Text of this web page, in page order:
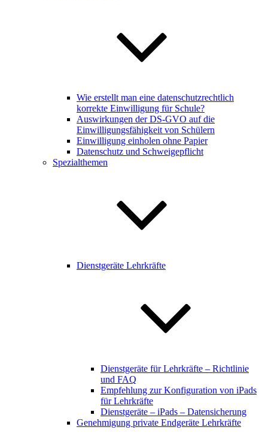
Wie erstellt man eine datenschutzrechtlich
korrekte Einwilligung für Schule?
Auswirkungen der DS-GVO auf die
Einwilligungsfähigkeit von Schülern
Einwilligung einholen ohne Papier
Datenschutz und Schweigepflicht
Spezialthemen
Dienstgeräte Lehrkräfte
Dienstgeräte für Lehrkräfte – Richtlinie
und FAQ
Empfehlung zur Konfiguration von iPads
für Lehrkräfte
Dienstgeräte – iPads – Datensicherung
Genehmigung private Endgeräte Lehrkräfte